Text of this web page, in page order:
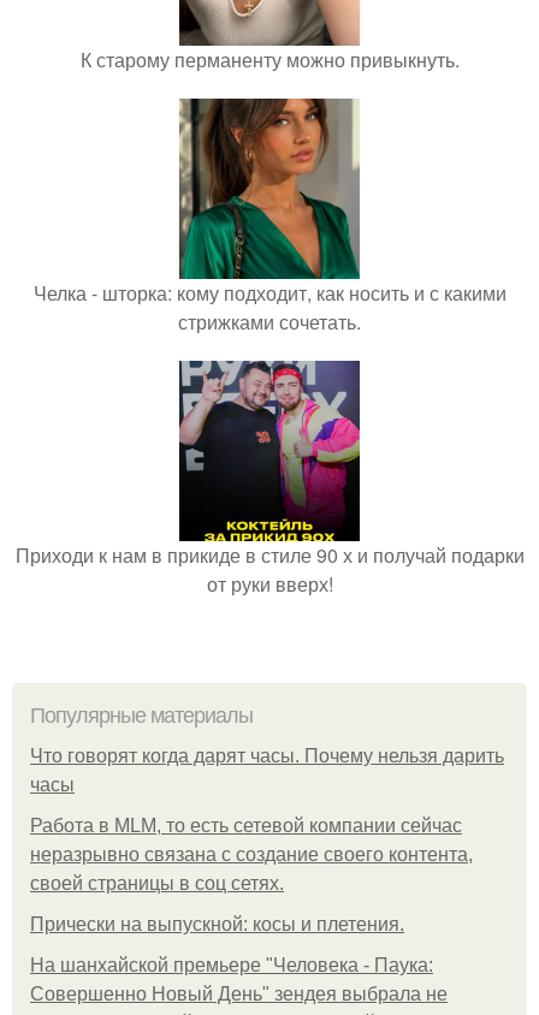
К старому перманенту можно привыкнуть.
Челка - шторка: кому подходит, как носить и с какими
стрижками сочетать.
Приходи к нам в прикиде в стиле 90 х и получай подарки
от руки вверх!
Популярные материалы
Что говорят когда дарят часы. Почему нельзя дарить
часы
Работа в MLM, то есть сетевой компании сейчас
неразрывно связана с создание своего контента,
своей страницы в соц сетях.
Прически на выпускной: косы и плетения.
На шанхайской премьере "Человека - Паука:
Совершенно Новый День" зендея выбрала не